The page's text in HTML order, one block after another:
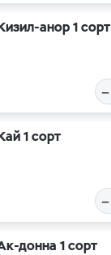
анор 1 сорт
–
1 сорт
–
донна 1 сорт